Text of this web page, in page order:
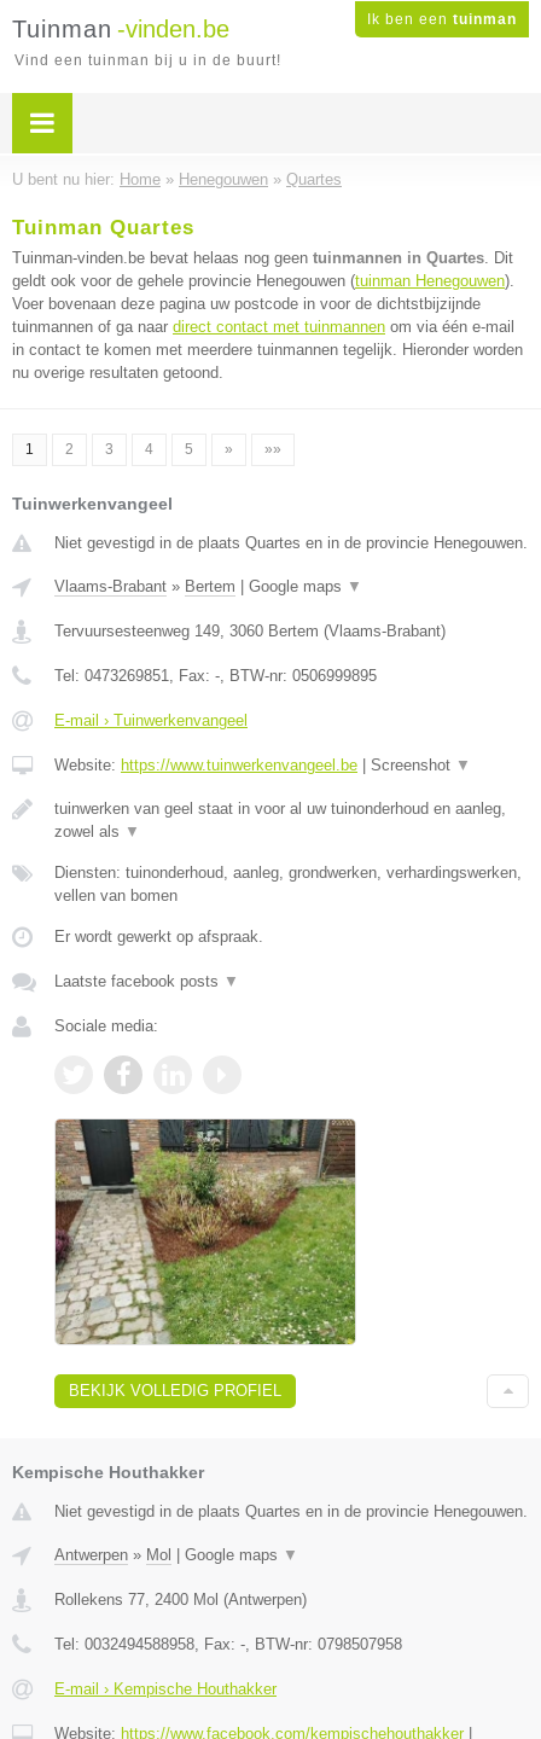
Ik ben een tuinman
Tuinman -vinden.be
Vind een tuinman bij u in de buurt!
U bent nu hier: Home » Henegouwen » Quartes
Tuinman Quartes
Tuinman-vinden.be bevat helaas nog geen tuinmannen in Quartes. Dit
geldt ook voor de gehele provincie Henegouwen (tuinman Henegouwen).
Voer bovenaan deze pagina uw postcode in voor de dichtstbijzijnde
tuinmannen of ga naar direct contact met tuinmannen om via één e-mail
in contact te komen met meerdere tuinmannen tegelijk. Hieronder worden
nu overige resultaten getoond.
1 2 3 4 5 » »»
Tuinwerkenvangeel
Niet gevestigd in de plaats Quartes en in de provincie Henegouwen.
Vlaams-Brabant » Bertem Google maps ▼
Tervuursesteenweg 149, 3060 Bertem (Vlaams-Brabant)
Tel: 0473269851, Fax: -, BTW-nr: 0506999895
E-mail › Tuinwerkenvangeel
Website: https://www.tuinwerkenvangeel.be Screenshot ▼
tuinwerken van geel staat in voor al uw tuinonderhoud en aanleg,
zowel als ▼
Diensten: tuinonderhoud, aanleg, grondwerken, verhardingswerken,
vellen van bomen
Er wordt gewerkt op afspraak.
Laatste facebook posts ▼
Sociale media:
BEKIJK VOLLEDIG PROFIEL
Kempische Houthakker
Niet gevestigd in de plaats Quartes en in de provincie Henegouwen.
Antwerpen » Mol | Google maps ▼
Rollekens 77 2400 Mol (Antwerpen)
Tel: 0032494588958 , Fax: - , BTW-nr: 0798507958
E-mail › Kempische Houthakker
Website: https://www.facebook.com/kempischehouthakker|